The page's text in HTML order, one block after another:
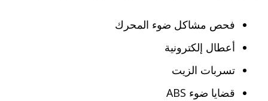
فحص مشاكل ضوء المحرك
أعطال إلكترونية
تسربات الزيت
قضايا ضوء ABS